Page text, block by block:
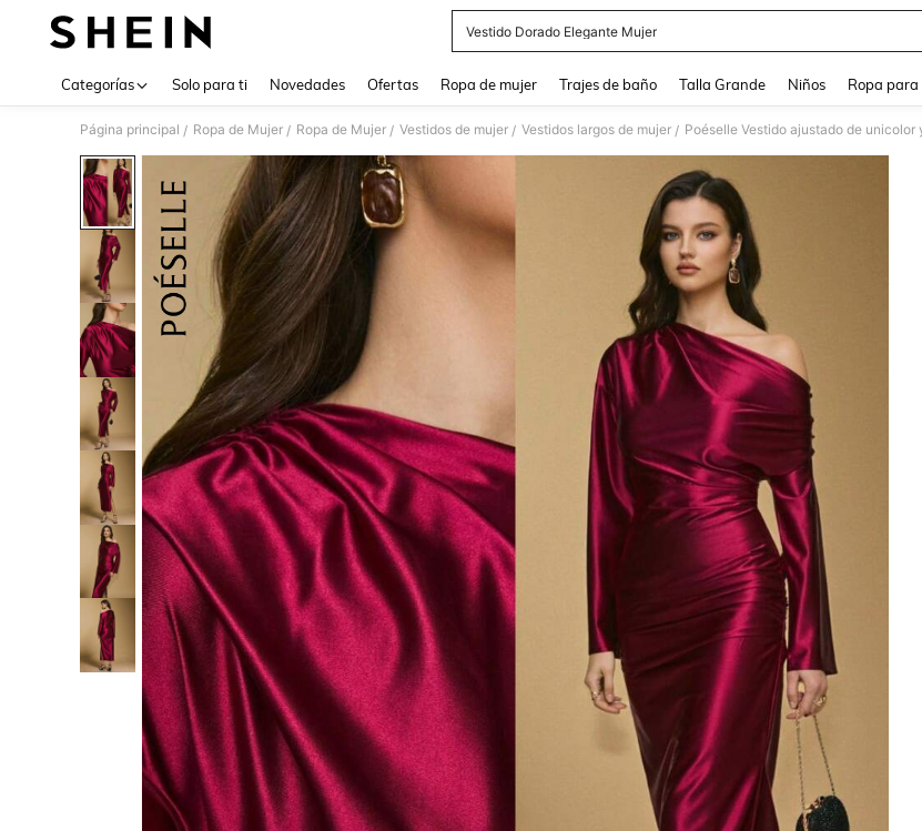
Vestido Dorado Elegante Mujer
Categorías Solo para ti Novedades Ofertas Ropa de mujer Trajes de baño Talla Grande Niños Ropa
Página principal / Ropa de Mujer / Ropa de Mujer / Vestidos de mujer / Vestidos largos de mujer / Poéselle Vestido ajustado de